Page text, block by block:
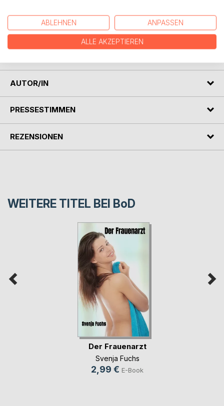
Ich kannte den Bruder meiner besten Freundin schon seit
Jahren. Er machte mir immer den Eindruck als sei er nicht
ganz dicht. Das Angebot was er mir machte, konnte ich
AUTOR/IN
PRESSESTIMMEN
REZENSIONEN
WEITERE TITEL BEI BoD
Der Frauenarzt
Svenja Fuchs
2,99 € E-Book
ABLEHNEN ANPASSEN
ALLE AKZEPTIEREN